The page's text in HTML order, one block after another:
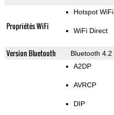
Propriétés WiFi
Hotspot WiFi
WiFi Direct
Version Bluetooth Bluetooth 4.2
A2DP
AVRCP
DIP